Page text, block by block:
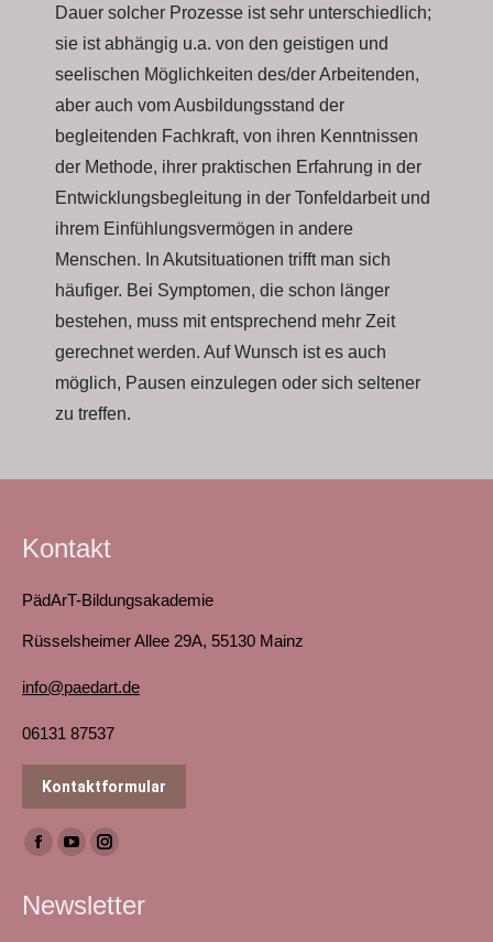
Dauer solcher Prozesse ist sehr unterschiedlich;
sie ist abhängig u.a. von den geistigen und
seelischen Möglichkeiten des/der Arbeitenden,
aber auch vom Ausbildungsstand der
begleitenden Fachkraft, von ihren Kenntnissen
der Methode, ihrer praktischen Erfahrung in der
Entwicklungsbegleitung in der Tonfeldarbeit und
ihrem Einfühlungsvermögen in andere
Menschen. In Akutsituationen trifft man sich
häufiger. Bei Symptomen, die schon länger
bestehen, muss mit entsprechend mehr Zeit
gerechnet werden. Auf Wunsch ist es auch
möglich, Pausen einzulegen oder sich seltener
zu treffen.
Kontakt
PädArT-Bildungsakademie
Rüsselsheimer Allee 29A, 55130 Mainz
info@paedart.de
06131 87537
Kontaktformular
Finden Sie uns auf:
Facebook
opens
YouTube
opens
Instagram
opens
Newsletter